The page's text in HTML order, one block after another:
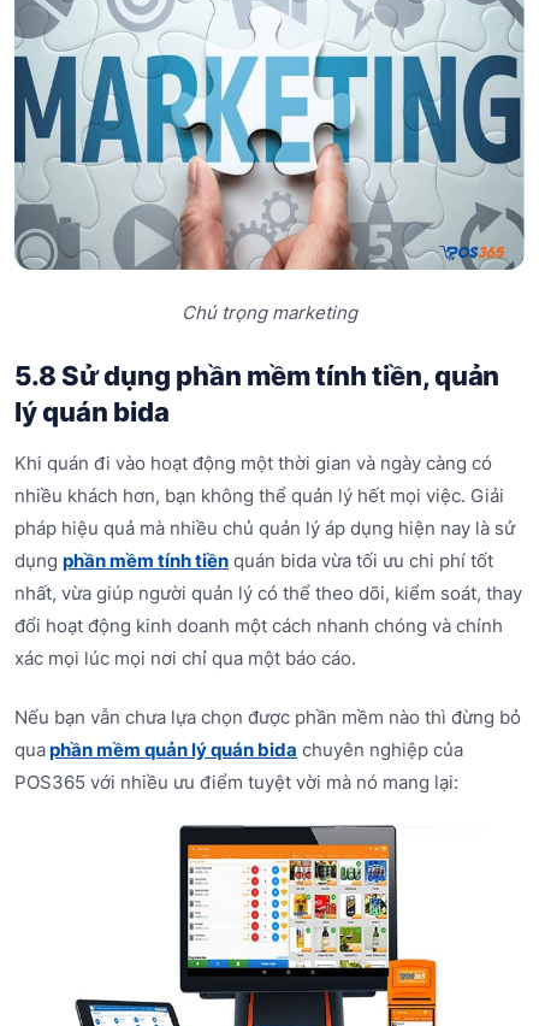
Chú trọng marketing
5.8 Sử dụng phần mềm tính tiền, quản
lý quán bida
Khi quán đi vào hoạt động một thời gian và ngày càng có
nhiều khách hơn, bạn không thể quản lý hết mọi việc. Giải
pháp hiệu quả mà nhiều chủ quản lý áp dụng hiện nay là sử
dụng phần mềm tính tiền quán bida vừa tối ưu chi phí tốt
nhất, vừa giúp người quản lý có thể theo dõi, kiểm soát, thay
đổi hoạt động kinh doanh một cách nhanh chóng và chính
xác mọi lúc mọi nơi chỉ qua một báo cáo.
Nếu bạn vẫn chưa lựa chọn được phần mềm nào thì đừng bỏ
quaphần mềm quản lý quán bida chuyên nghiệp của
POS365 với nhiều ưu điểm tuyệt vời mà nó mang lại: